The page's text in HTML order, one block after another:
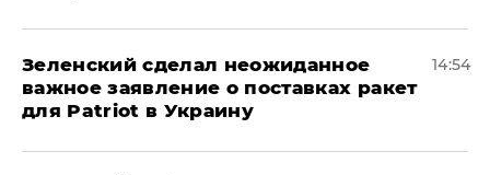
Зеленский сделал неожиданное
важное заявление о поставках ракет
для Patriot в Украину
14:54